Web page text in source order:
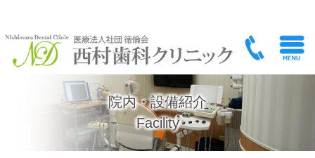
院内・設備紹介
Facility